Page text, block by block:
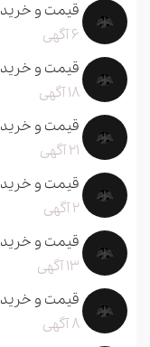
قیمت و خرید
6 آگهی
قیمت و خرید
18 آگهی
قیمت و خرید
21 آگهی
قیمت و خرید
2 آگهی
قیمت و خرید
13 آگهی
قیمت و خرید
8 آگهی